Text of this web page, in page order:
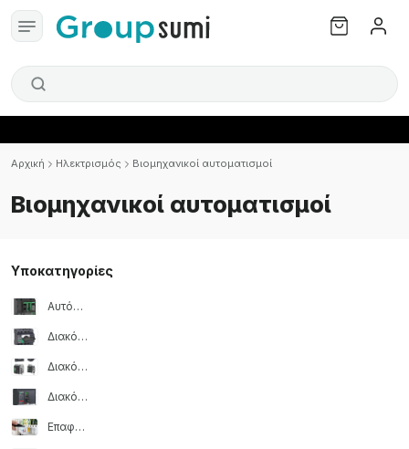
Αρχική Ηλεκτρισμός Βιομηχανικοί αυτοματισμοί
Βιομηχανικοί αυτοματισμοί
Υποκατηγορίες
Αυτόματος διακόπτης
Διακόπτης αποκοπής υπό φορτίο
Διακόπτης δικτύου και αντιστροφείς
Διακόπτης μορφοποιημένου περιβλήματος
Επαφέας και τηλεχειριστής